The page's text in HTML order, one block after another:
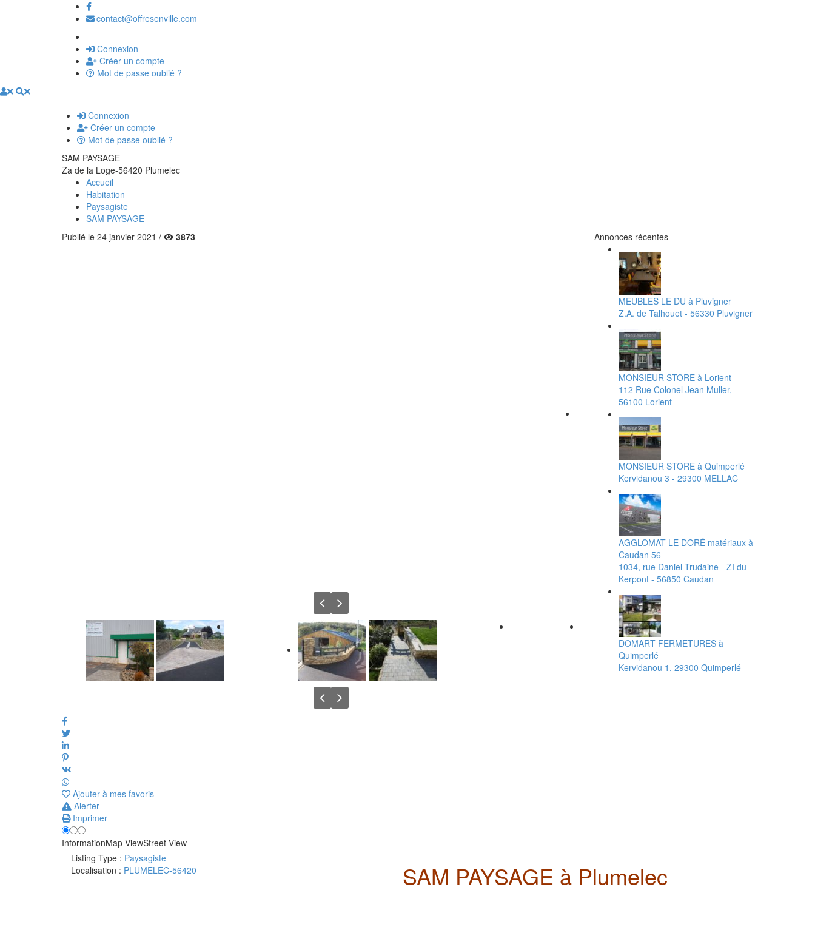
contact@offresenville.com
Connexion
Créer un compte
Mot de passe oublié ?
Connexion
Créer un compte
Mot de passe oublié ?
SAM PAYSAGE
Za de la Loge-56420 Plumelec
Accueil
Habitation
Paysagiste
SAM PAYSAGE
Publié le 24 janvier 2021 /
3873
Ajouter à mes favoris
Alerter
Imprimer
InformationMap ViewStreet View
Listing Type : Paysagiste
Localisation : PLUMELEC-56420 SAM PAYSAGE à Plumelec
Annonces récentes
MEUBLES LE DU à Pluvigner
Z.A. de Talhouet - 56330 Pluvigner
MONSIEUR STORE à Lorient
112 Rue Colonel Jean Muller,
56100 Lorient
MONSIEUR STORE à Quimperlé
Kervidanou 3 - 29300 MELLAC
AGGLOMAT LE DORÉ matériaux à
Caudan 56
1034, rue Daniel Trudaine - ZI du
Kerpont - 56850 Caudan
DOMART FERMETURES à
Quimperlé
Kervidanou 1, 29300 Quimperlé